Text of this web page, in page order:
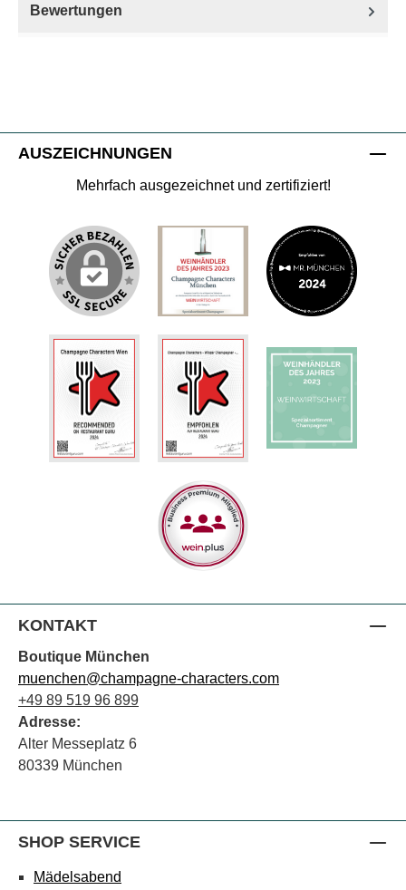
Bewertungen
AUSZEICHNUNGEN
Mehrfach ausgezeichnet und zertifiziert!
KONTAKT
Boutique München
muenchen@champagne-characters.com
+49 89 519 96 899
Adresse:
Alter Messeplatz 6
80339 München
SHOP SERVICE
Mädelsabend